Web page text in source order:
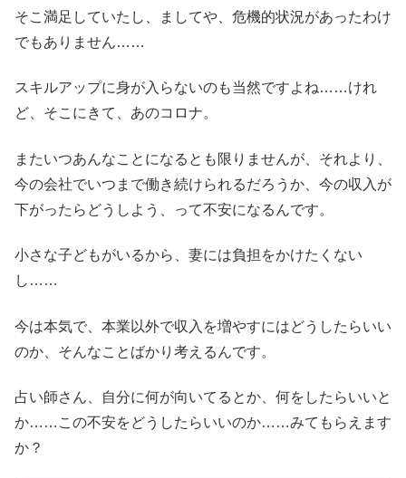
そこ満足していたし、ましてや、危機的状況があったわけ
でもありません……
スキルアップに身が入らないのも当然ですよね……けれ
ど、そこにきて、あのコロナ。
またいつあんなことになるとも限りませんが、それより、
今の会社でいつまで働き続けられるだろうか、今の収入が
下がったらどうしよう、って不安になるんです。
小さな子どもがいるから、妻には負担をかけたくない
し……
今は本気で、本業以外で収入を増やすにはどうしたらいい
のか、そんなことばかり考えるんです。
占い師さん、自分に何が向いてるとか、何をしたらいいと
か……この不安をどうしたらいいのか……みてもらえます
か？